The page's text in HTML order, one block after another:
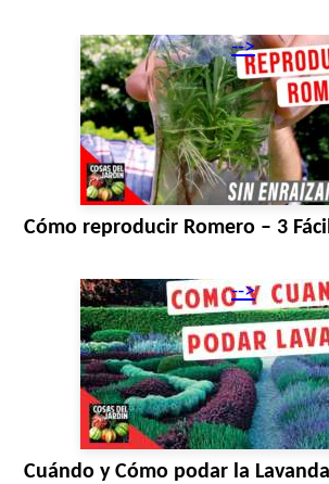
-->
Cómo reproducir Romero – 3
-->
Cuándo y Cómo podar la